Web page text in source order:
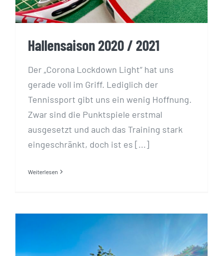
Hallensaison 2020 / 2021
Der „Corona Lockdown Light“ hat uns
gerade voll im Griff. Lediglich der
Tennissport gibt uns ein wenig Hoffnung.
Zwar sind die Punktspiele erstmal
ausgesetzt und auch das Training stark
eingeschränkt, doch ist es [...]
Weiterlesen